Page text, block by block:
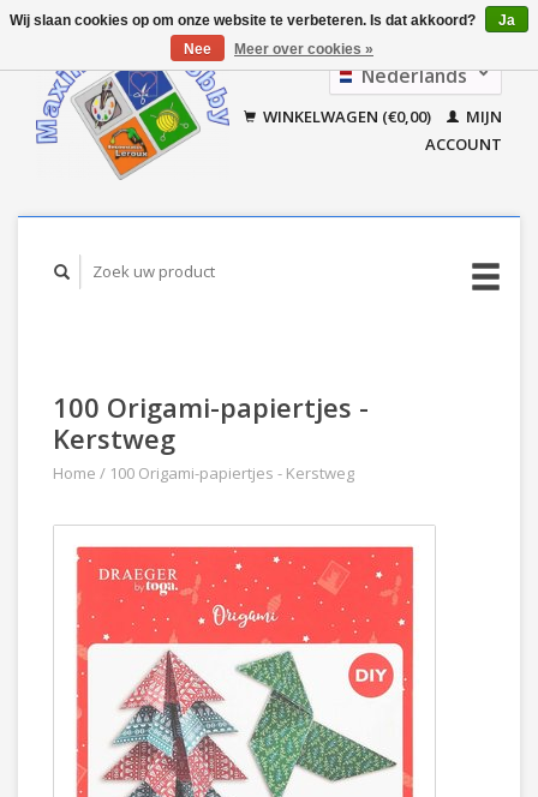
Nederlands
Français
WINKELWAGEN (€0,00)
MIJN
ACCOUNT
100 Origami-papiertjes -
Kerstweg
Home / 100 Origami-papiertjes - Kerstweg
Wij slaan cookies op om onze website te verbeteren. Is dat akkoord?
Ja
Nee
Meer over cookies »